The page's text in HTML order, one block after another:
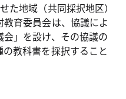
た地域（共同採択地区）
育委員会は、協議によ
」を設け、その協議の
教科書を採択すること